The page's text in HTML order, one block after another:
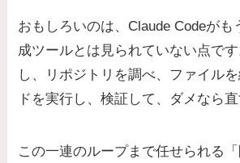
おもしろいのは、Claude Codeがも
成ツールとは見られていない点で
し、リポジトリを調べ、ファイル
ドを実行し、検証して、ダメなら直
この一連のループまで任せられる